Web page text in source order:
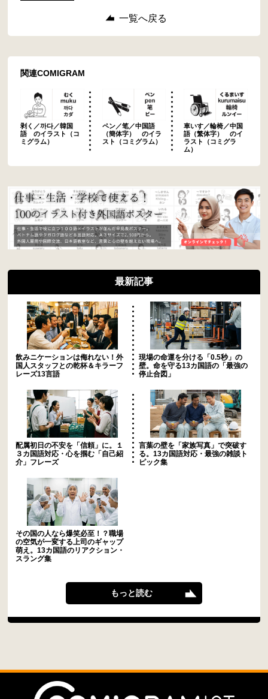
一覧へ戻る
関連COMIGRAM
剥く／까다／韓国
語 のイラスト（コ
ミグラム）
ペン／笔／中国語
（簡体字） のイラ
スト（コミグラム）
車いす／輪椅／中国
語（繁体字） のイ
ラスト（コミグラ
ム）
最新記事
飲みニケーションは侮れない！外
国人スタッフとの乾杯＆キラーフ
レーズ13言語
現場の命運を分ける「0.5秒」の
壁。命を守る13カ国語の「最強の
停止合図」
配属初日の不安を「信頼」に。１
３カ国語対応・心を掴む「自己紹
介」フレーズ
言葉の壁を「家族写真」で突破す
る。13カ国語対応・最強の雑談ト
ピック集
その国の人なら爆笑必至！？職場
の空気が一変する上司のギャップ
萌え。13カ国語のリアクション・
スラング集
もっと読む